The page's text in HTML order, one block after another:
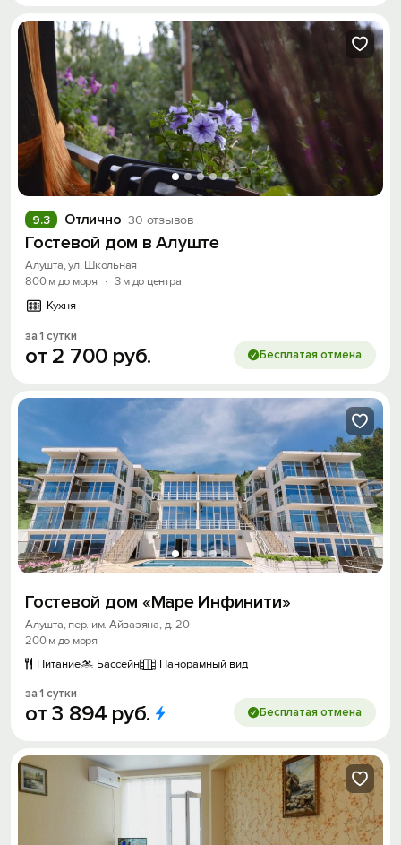
Отлично 30 отзывов
9.3
Гостевой дом в Алуште
Алушта, ул. Школьная
800 м до моря
· 3 м до центра
Кухня
за 1 сутки
от 2 700 руб. Бесплатая отмена
Гостевой дом «Маре Инфинити»
Алушта, пер. им. Айвазяна, д. 20
200 м до моря
Питание
Бассейн Панорамный вид
за 1 сутки
от3 894 руб. Бесплатая отмена